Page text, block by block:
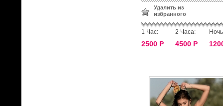
Удалить из
избранного
1 Час:
2500 Р
2 Часа:
4500 Р